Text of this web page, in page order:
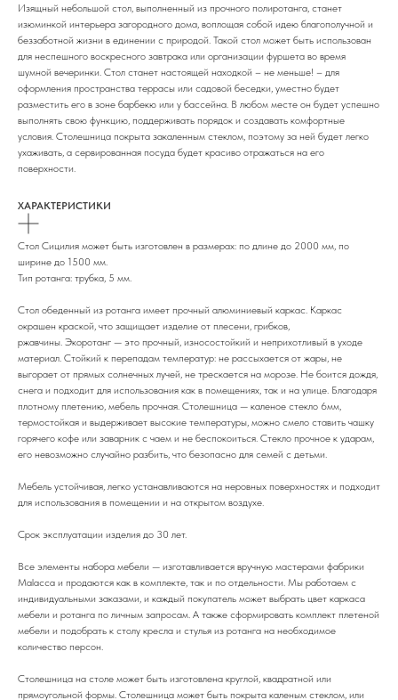
Изящный небольшой стол, выполненный из прочного полиротанга, станет
изюминкой интерьера загородного дома, воплощая собой идею благополучной и
беззаботной жизни в единении с природой. Такой стол может быть использован
для неспешного воскресного завтрака или организации фуршета во время
шумной вечеринки. Стол станет настоящей находкой – не меньше! – для
оформления пространства террасы или садовой беседки, уместно будет
разместить его в зоне барбекю или у бассейна. В любом месте он будет успешно
выполнять свою функцию, поддерживать порядок и создавать комфортные
условия. Столешница покрыта закаленным стеклом, поэтому за ней будет легко
ухаживать, а сервированная посуда будет красиво отражаться на его
поверхности.
ХАРАКТЕРИСТИКИ
Стол Сицилия может быть изготовлен в размерах: по длине до 2000 мм, по
ширине до 1500 мм.
Тип ротанга: трубка, 5 мм.
Стол обеденный из ротанга имеет прочный алюминиевый каркас. Каркас
окрашен краской, что защищает изделие от плесени, грибков,
ржавчины. Экоротанг — это прочный, износостойкий и неприхотливый в уходе
материал. Стойкий к перепадам температур: не рассыхается от жары, не
выгорает от прямых солнечных лучей, не трескается на морозе. Не боится дождя,
снега и подходит для использования как в помещениях, так и на улице. Благодаря
плотному плетению, мебель прочная. Столешница — каленое стекло 6мм,
термостойкая и выдерживает высокие температуры, можно смело ставить чашку
горячего кофе или заварник с чаем и не беспокоиться. Стекло прочное к ударам,
его невозможно случайно разбить, что безопасно для семей с детьми.
Мебель устойчивая, легко устанавливаются на неровных поверхностях и подходит
для использования в помещении и на открытом воздухе.
Срок эксплуатации изделия до 30 лет.
Все элементы набора мебели — изготавливается вручную мастерами фабрики
Malacca и продаются как в комплекте, так и по отдельности. Мы работаем с
индивидуальными заказами, и каждый покупатель может выбрать цвет каркаса
мебели и ротанга по личным запросам. А также сформировать комплект плетеной
мебели и подобрать к столу кресла и стулья из ротанга на необходимое
количество персон.
Столешница на столе может быть изготовлена круглой, квадратной или
прямоугольной формы. Столешница может быть покрыта каленым стеклом, или